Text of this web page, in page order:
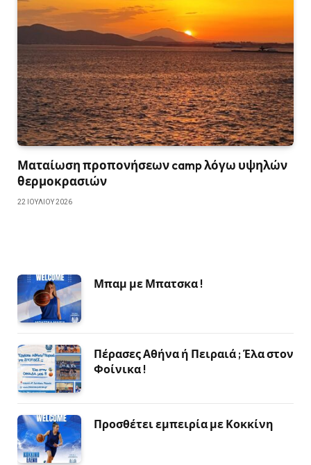
Ματαίωση προπονήσεων camp λόγω υψηλών
θερμοκρασιών
22 ΙΟΥΛΊΟΥ 2026
Μπαμ με Μπατσκα !
Πέρασες Αθήνα ή Πειραιά ; Έλα στον
Φοίνικα !
Προσθέτει εμπειρία με Κοκκίνη